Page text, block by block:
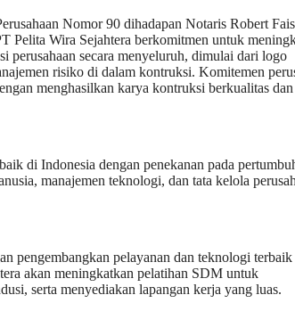
Nomor 90 dihadapan Notaris Robert
Pelita Wira Sejahtera berkomitmen untuk
perusahaan secara menyeluruh, dimulai dari logo
risiko di dalam kontruksi. Komitemen
menghasilkan karya kontruksi berkualitas
di Indonesia dengan penekanan pada
manajemen teknologi, dan tata kelola
pengembangkan pelayanan dan teknologi terbaik
akan meningkatkan pelatihan SDM untuk
serta menyediakan lapangan kerja yang luas.